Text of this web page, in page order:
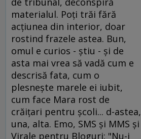
materialul. Poţi trăi fără
acţiunea din interior, doar
rostind frazele astea. Bun,
omul e curios - ştiu - şi de
asta mai vrea să vadă cum e
descrisă fata, cum o
plesneşte marele ei iubit,
cum face Mara rost de
crăiţari pentru şcoli... d-astea,
una, alta. Emo, SMS şi MMS şi
Virale pentru Bloguri: "Nu-i